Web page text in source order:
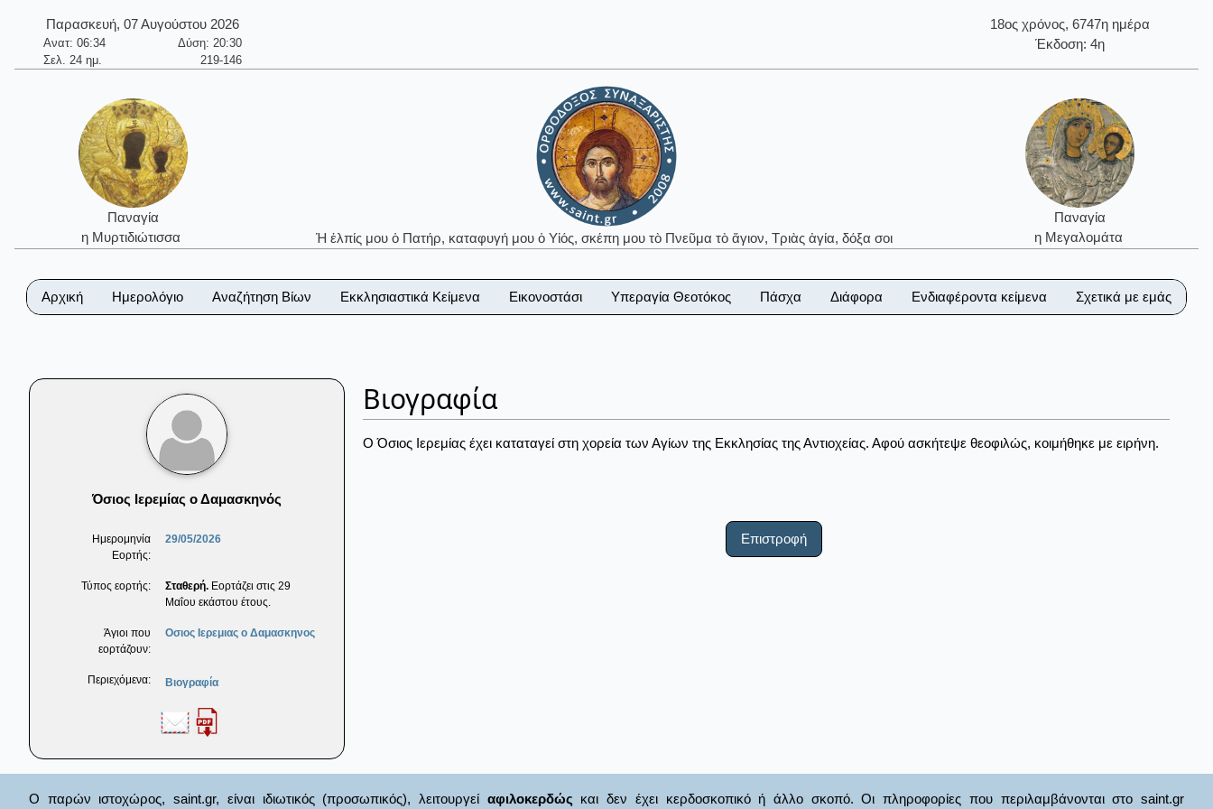
Παρασκευή, 07 Αυγούστου 2026
Ανατ: 06:34
Δύση: 20:30
Σελ. 24 ημ.
219-146
18ος χρόνος, 6747η ημέρα
Έκδοση: 4η
Παναγία
η Μυρτιδιώτισσα
Ἡ ἐλπίς μου ὁ Πατήρ, καταφυγή μου ὁ Υἱός, σκέπη μου τὸ Πνεῦμα τὸ ἅγιον, Τριὰς ἁγία, δόξα σοι
Παναγία
η Μεγαλομάτα
Αρχική Ημερολόγιο Αναζήτηση Βίων Εκκλησιαστικά Κείμενα Εικονοστάσι Υπεραγία Θεοτόκος Πάσχα Διάφορα Ενδιαφέροντα κείμενα Σχετικά με εμάς
Όσιος Ιερεμίας ο Δαμασκηνός
Ημερομηνία
Εορτής:
29/05/2026
Τύπος εορτής: Σταθερή. Εορτάζει στις 29
Μαΐου εκάστου έτους.
Άγιοι που
εορτάζουν:
Οσιος Ιερεμιας ο Δαμασκηνος
Περιεχόμενα: Βιογραφία
Βιογραφία
Ο Όσιος Ιερεμίας έχει καταταγεί στη χορεία των Αγίων της Εκκλησίας της Αντιοχείας. Αφού ασκήτεψε θεοφιλώς, κοιμήθηκε με ειρήνη.
Επιστροφή
Ο παρών ιστοχώρος, saint.gr, είναι ιδιωτικός (προσωπικός), λειτουργεί αφιλοκερδώς και δεν έχει κερδοσκοπικό ή άλλο σκοπό. Οι πληροφορίες που περιλαμβάνονται στο saint.gr